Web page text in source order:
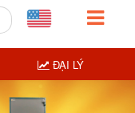
ĐẠI LÝ